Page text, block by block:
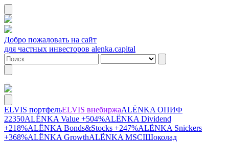
Добро пожаловать на сайт
для частных инвесторов alenka.capital
ELVIS портфельELVIS внебиржаALЁNKA ОПИФ
22350ALЁNKA Value +504%ALЁNKA Dividend
+218%ALЁNKA Bonds&Stocks +247%ALЁNKA Snickers
+368%ALЁNKA GrowthALЁNKA MSCIШоколад